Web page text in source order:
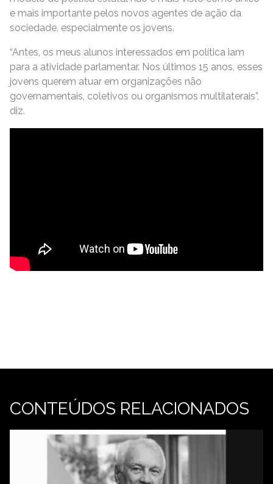
e mais importante pelos novos agentes de ação da
sociedade, especialmente os jovens.
“Antes, os meus alunos interessados em política iam
para a atividade parlamentar. Nos últimos 15 anos, esses
jovens querem atuar em organizações não
governamentais, coletivos ou organismos multilaterais”,
diz.
CONTEÚDOS RELACIONADOS